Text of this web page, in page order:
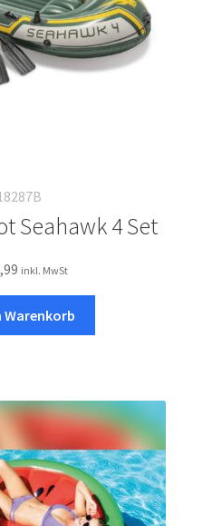
Seahawk 4 Set
inkl. MwSt
Warenkorb